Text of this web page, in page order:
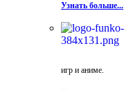
Узнать больше...
игр и аниме.